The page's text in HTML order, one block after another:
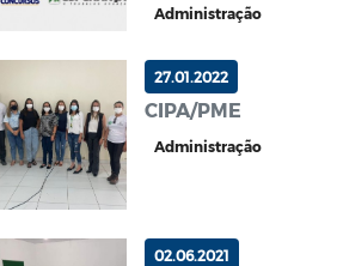
Administração
27.01.2022
CIPA/PME
Administração
02.06.2021